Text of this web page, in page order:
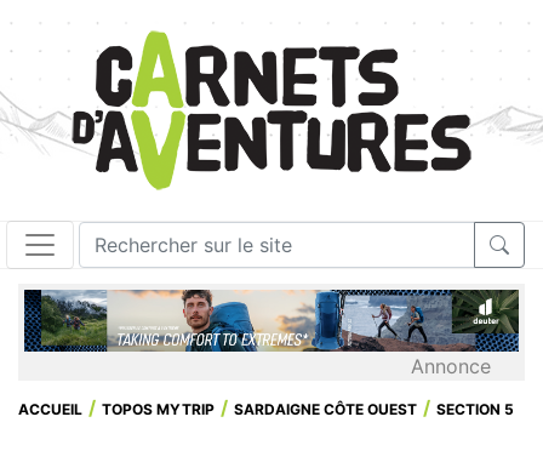
Annonce
ACCUEIL TOPOS MYTRIP SARDAIGNE CÔTE OUEST SECTION 5